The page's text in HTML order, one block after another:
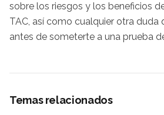
sobre los riesgos y los beneficios
TAC, así como cualquier otra duda
antes de someterte a una prueba
Temas relacionados